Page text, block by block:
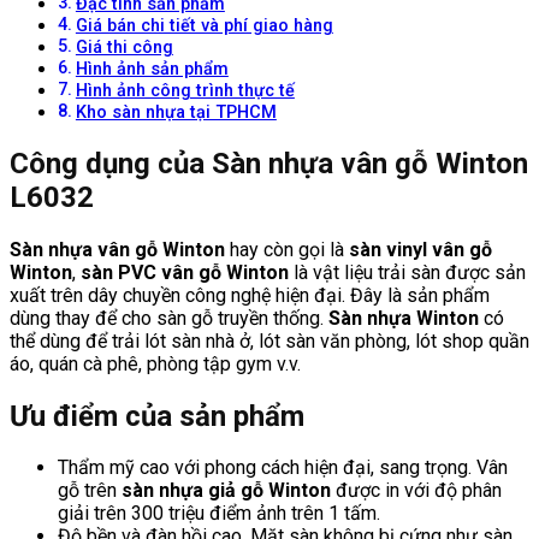
Giá bán chi tiết và phí giao hàng
Giá thi công
Hình ảnh sản phẩm
Hình ảnh công trình thực tế
Kho sàn nhựa tại TPHCM
Công dụng của Sàn nhựa vân gỗ Winton
L6032
Sàn nhựa vân gỗ Winton hay còn gọi là sàn vinyl vân gỗ
Winton, sàn PVC vân gỗ Winton là vật liệu trải sàn được sản
xuất trên dây chuyền công nghệ hiện đại. Đây là sản phẩm
dùng thay để cho sàn gỗ truyền thống. Sàn nhựa Winton có
thể dùng để trải lót sàn nhà ở, lót sàn văn phòng, lót shop quần
áo, quán cà phê, phòng tập gym v.v.
Ưu điểm của sản phẩm
Thẩm mỹ cao với phong cách hiện đại, sang trọng. Vân
gỗ trên sàn nhựa giả gỗ Winton được in với độ phân
giải trên 300 triệu điểm ảnh trên 1 tấm.